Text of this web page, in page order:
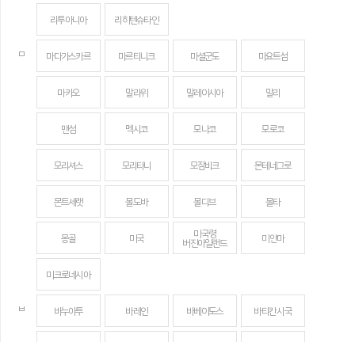
리투아니아 리히텐슈타인
ㅁ 마다가스카르 마르티니크 마셜군도 마요트섬
마카오 말라위 말레이시아 말리
맨섬 멕시코 모나코 모로코
모리셔스 모리타니 모잠비크 몬테네그로
몬트세랫 몰도바 몰디브 몰타
몽골 미국
미국령
버진아일랜드
미얀마
미크로네시아
ㅂ 바누아투 바레인 바베이도스 바티칸 시국